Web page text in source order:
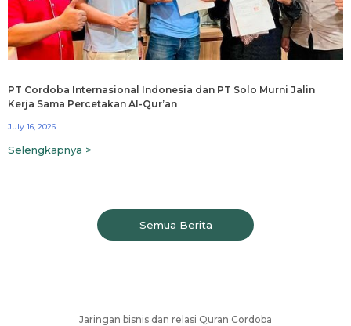
PT Cordoba Internasional Indonesia dan PT Solo Murni Jalin
Kerja Sama Percetakan Al-Qur’an
July 16, 2026
Selengkapnya >
Semua Berita
Jaringan bisnis dan relasi Quran Cordoba